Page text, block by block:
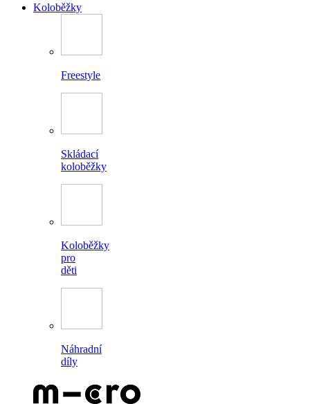
Koloběžky
Freestyle
Skládací
koloběžky
Koloběžky
pro
děti
Náhradní
díly